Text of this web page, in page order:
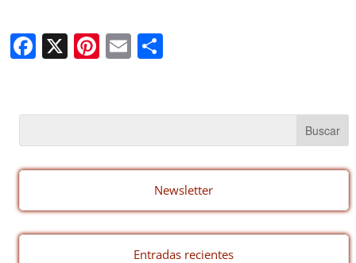
F
a
e
b
o
k
X Pi
nt
e
st
E
m
C
p
ar
tir
Newsletter
Entradas recientes